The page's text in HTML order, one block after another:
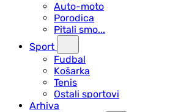
Auto-moto
Porodica
Pitali smo...
Sport
Fudbal
Košarka
Tenis
Ostali sportovi
Arhiva